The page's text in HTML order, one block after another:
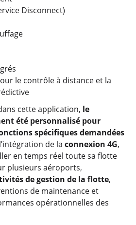
Disconnect)
le contrôle à distance et la
cette application, le
été personnalisé pour
spécifiques demandées
de la connexion 4G,
en temps réel toute sa flotte
plusieurs aéroports,
de gestion de la flotte,
de maintenance et
opérationnelles des